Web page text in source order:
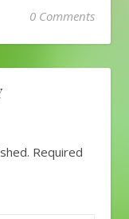
0 Comments
Required